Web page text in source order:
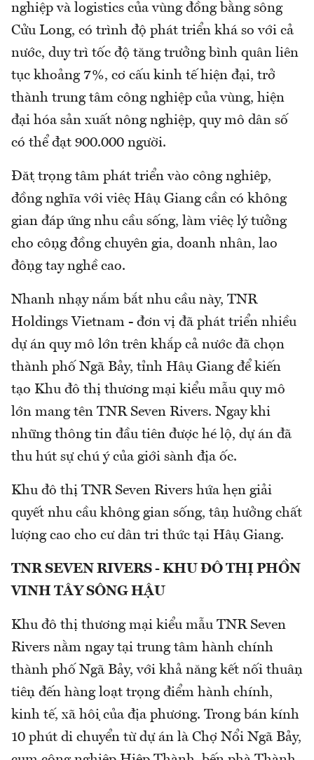
nghiệp và logistics của vùng đồng bằng sông
Cửu Long, có trình độ phát triển khá so với cả
nước, duy trì tốc độ tăng trưởng bình quân liên
tục khoảng 7%, cơ cấu kinh tế hiện đại, trở
thành trung tâm công nghiệp của vùng, hiện
đại hóa sản xuất nông nghiệp, quy mô dân số
có thể đạt 900.000 người.
Đặt trọng tâm phát triển vào công nghiệp,
đồng nghĩa với việc Hậu Giang cần có không
gian đáp ứng nhu cầu sống, làm việc lý tưởng
cho cộng đồng chuyên gia, doanh nhân, lao
động tay nghề cao.
Nhanh nhạy nắm bắt nhu cầu này, TNR
Holdings Vietnam - đơn vị đã phát triển nhiều
dự án quy mô lớn trên khắp cả nước đã chọn
thành phố Ngã Bảy, tỉnh Hậu Giang để kiến
tạo Khu đô thị thương mại kiểu mẫu quy mô
lớn mang tên TNR Seven Rivers. Ngay khi
những thông tin đầu tiên được hé lộ, dự án đã
thu hút sự chú ý của giới sành địa ốc.
Khu đô thị TNR Seven Rivers hứa hẹn giải
quyết nhu cầu không gian sống, tận hưởng chất
lượng cao cho cư dân tri thức tại Hậu Giang.
TNR SEVEN RIVERS - KHU ĐÔ THỊ PHỒN
VINH TÂY SÔNG HẬU
Khu đô thị thương mại kiểu mẫu TNR Seven
Rivers nằm ngay tại trung tâm hành chính
thành phố Ngã Bảy, với khả năng kết nối thuận
tiện đến hàng loạt trọng điểm hành chính,
kinh tế, xã hội của địa phương. Trong bán kính
10 phút di chuyển từ dự án là Chợ Nổi Ngã Bảy,